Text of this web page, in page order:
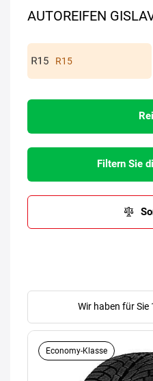
AUTOREIFEN
R15
Filtern Sie
Wir haben für
Economy-Klasse